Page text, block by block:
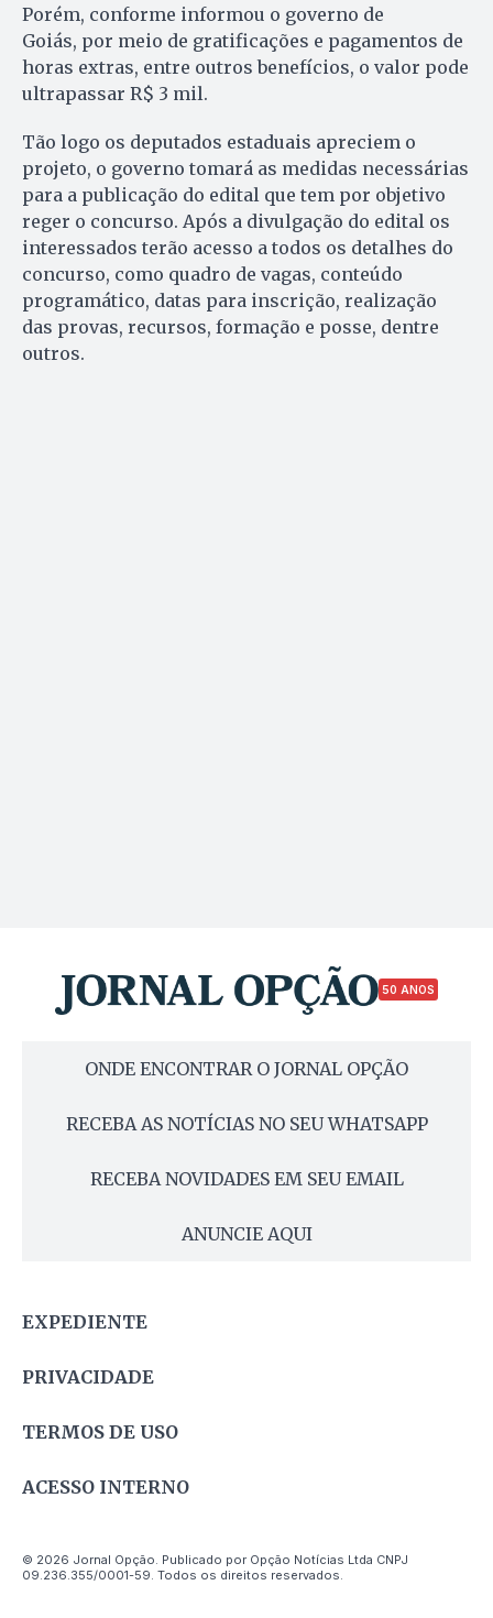
Porém, conforme informou o governo de
Goiás, por meio de gratificações e pagamentos de
horas extras, entre outros benefícios, o valor pode
ultrapassar R$ 3 mil.
Tão logo os deputados estaduais apreciem o
projeto, o governo tomará as medidas necessárias
para a publicação do edital que tem por objetivo
reger o concurso. Após a divulgação do edital os
interessados terão acesso a todos os detalhes do
concurso, como quadro de vagas, conteúdo
programático, datas para inscrição, realização
das provas, recursos, formação e posse, dentre
outros.
50 ANOS
ONDE ENCONTRAR O JORNAL OPÇÃO
RECEBA AS NOTÍCIAS NO SEU WHATSAPP
RECEBA NOVIDADES EM SEU EMAIL
ANUNCIE AQUI
EXPEDIENTE
PRIVACIDADE
TERMOS DE USO
ACESSO INTERNO
© 2026 Jornal Opção. Publicado por Opção Notícias Ltda CNPJ
09.236.355/0001-59. Todos os direitos reservados.